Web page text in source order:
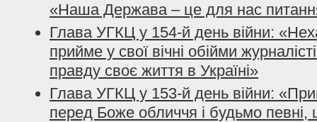
«Наша Держава – це для нас
Глава УГКЦ у 154-й день війни:
прийме у свої вічні обійми
правду своє життя в Україні»
Глава УГКЦ у 153-й день війни:
перед Боже обличчя і будьмо певні,